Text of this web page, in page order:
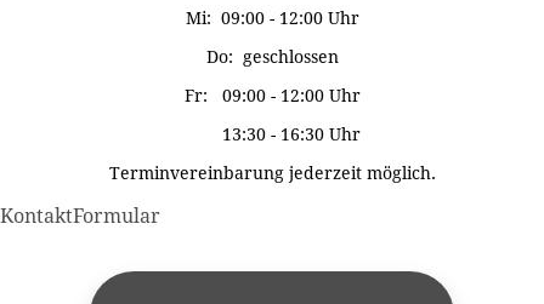
Mi: 09:00 - 12:00 Uhr
Do: geschlossen
Fr: 09:00 - 12:00 Uhr
13:30 - 16:30 Uhr
Terminvereinbarung jederzeit möglich.
KontaktFormular